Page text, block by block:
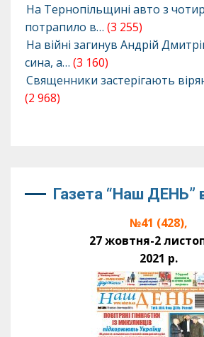
На Тернопільщині авто з
потрапило в… (3 255)
На війні загинув Андрій
сина, а… (3 160)
Священники застерігають
(2 968)
Газета “Наш ДЕНЬ”
№41 (428),
27 жовтня-2
2021 р.